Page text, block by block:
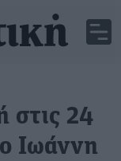
στις 24
Ιωάννη